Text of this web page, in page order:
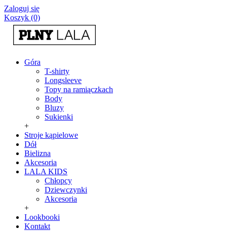
Zaloguj się
Koszyk (0)
Góra
T-shirty
Longsleeve
Topy na ramiączkach
Body
Bluzy
Sukienki
+
Stroje kąpielowe
Dół
Bielizna
Akcesoria
LALA KIDS
Chłopcy
Dziewczynki
Akcesoria
+
Lookbooki
Kontakt